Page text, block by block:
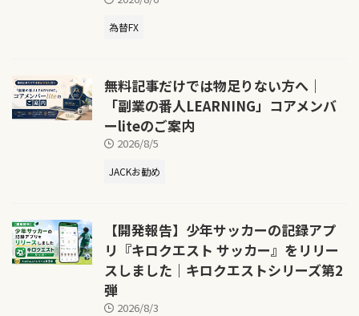
為替FX
無料記事だけでは物足りない方へ｜
「副業の番人LEARNING」コアメンバ
ーliteのご案内
2026/8/5
JACKお勧め
【開発報告】少年サッカーの記録アプ
リ『キロクエスト サッカー』をリリー
スしました｜キロクエストシリーズ第2
弾
2026/8/3